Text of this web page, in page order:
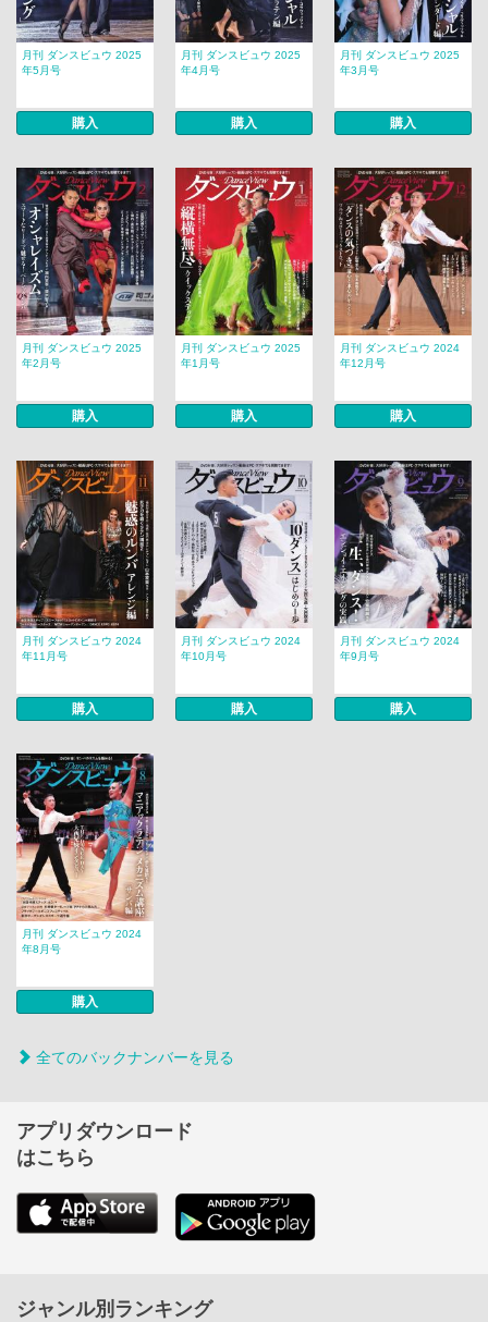
月刊 ダンスビュウ 2025
年5月号
購入
月刊 ダンスビュウ 2025
年4月号
購入
月刊 ダンスビュウ 2025
年3月号
購入
月刊 ダンスビュウ 2025
年2月号
購入
月刊 ダンスビュウ 2025
年1月号
購入
月刊 ダンスビュウ 2024
年12月号
購入
月刊 ダンスビュウ 2024
年11月号
購入
月刊 ダンスビュウ 2024
年10月号
購入
月刊 ダンスビュウ 2024
年9月号
購入
月刊 ダンスビュウ 2024
年8月号
購入
全てのバックナンバーを見る
アプリダウンロード
はこちら
ジャンル別ランキング